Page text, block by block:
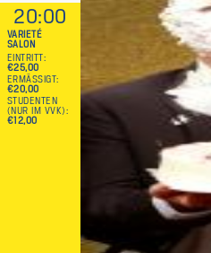
20:00
VARIETÉ
SALON
EINTRITT
€25,00
ERMÄSSIGT
€20,00
STUDENTEN
(NUR IM VVK)
€12,00